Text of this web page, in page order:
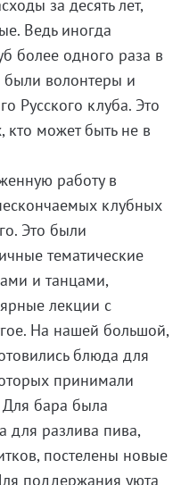
за десять лет,
Ведь иногда
более одного раза в
волонтеры и
Русского клуба. Это
кто может быть не в
работу в
клубных
Это были
тематические
и танцами,
лекции с
На нашей большой,
блюда для
принимали
Для бара была
для разлива пива,
постелены новые
поддержания уюта